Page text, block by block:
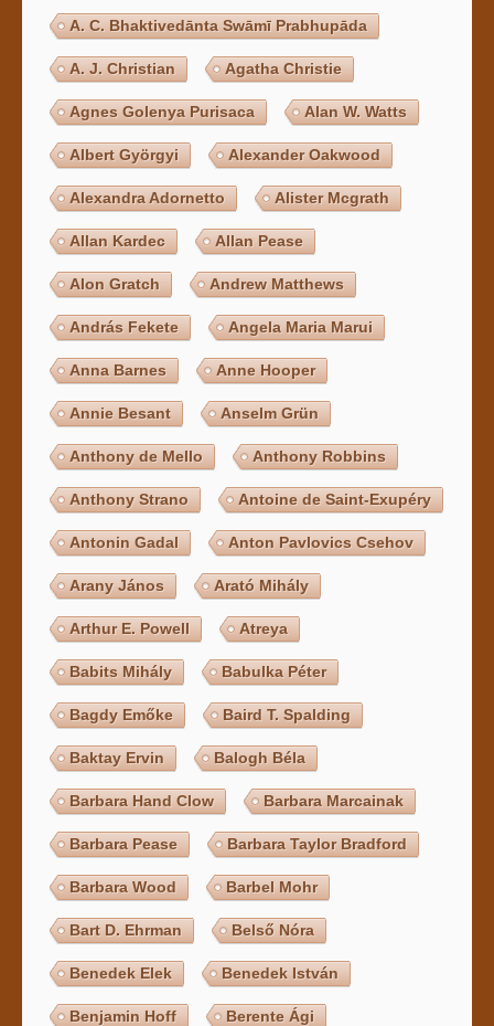
A. C. Bhaktivedānta Swāmī Prabhupāda
A. J. Christian Agatha Christie
Agnes Golenya Purisaca Alan W. Watts
Albert Györgyi Alexander Oakwood
Alexandra Adornetto Alister Mcgrath
Allan Kardec Allan Pease
Alon Gratch Andrew Matthews
András Fekete Angela Maria Marui
Anna Barnes Anne Hooper
Annie Besant Anselm Grün
Anthony de Mello Anthony Robbins
Anthony Strano Antoine de Saint-Exupéry
Antonin Gadal Anton Pavlovics Csehov
Arany János Arató Mihály
Arthur E. Powell Atreya
Babits Mihály Babulka Péter
Bagdy Emőke Baird T. Spalding
Baktay Ervin Balogh Béla
Barbara Hand Clow Barbara Marcainak
Barbara Pease Barbara Taylor Bradford
Barbara Wood Barbel Mohr
Bart D. Ehrman Belső Nóra
Benedek Elek Benedek István
Benjamin Hoff Berente Ági